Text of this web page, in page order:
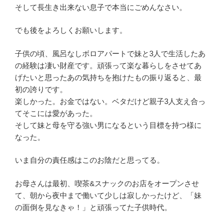
そして長生き出来ない息子で本当にごめんなさい。
でも後をよろしくお願いします。
子供の頃、風呂なしボロアパートで妹と3人で生活したあ
の経験は凄い財産です。頑張って楽な暮らしをさせてあ
げたいと思ったあの気持ちを抱けたもの振り返ると、最
初の誇りです。
楽しかった。お金ではない。ベタだけど親子3人支え合っ
てそこには愛があった。
そして妹と母を守る強い男になるという目標を持つ様に
なった。
いま自分の責任感はこのお陰だと思ってる。
お母さんは最初、喫茶&スナックのお店をオープンさせ
て、朝から夜中まで働いて少しは寂しかったけど、「妹
の面倒を見なきゃ！」と頑張ってた子供時代。